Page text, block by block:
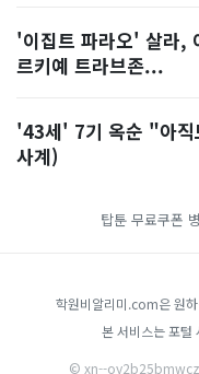
'이집트 파라오' 살라,
르키예 트라브존...
'43세' 7기 옥순 "아
사계)
탑툰 무료쿠폰
학원비알리미.com은 원
본 서비스는 포털
© xn--